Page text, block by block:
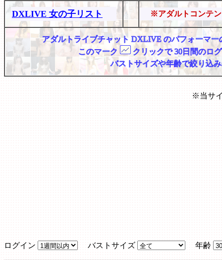
DXLIVE 女の子リスト ※アダルトコンテ
アダルトライブチャット DXLIVE のパフォーマ
このマーク
クリックで 30日間のロ
バストサイズや年齢で絞り込
※当サ
ログイン バストサイズ 年齢